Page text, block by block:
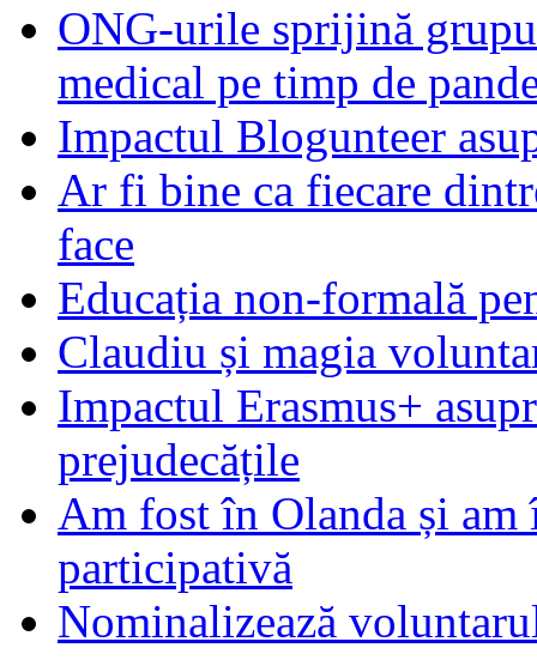
ONG-urile sprijină
medical pe timp de
Impactul Blogunteer
Ar fi bine ca fiecare
face
Educația non-formală
Claudiu și magia
Impactul Erasmus+
prejudecățile
Am fost în Olanda și am
participativă
Nominalizează